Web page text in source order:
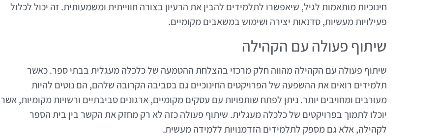
חינוכיות מותאמות לגיל, שיאפשרו לתלמידים להבין את הרעיון בצורה חווייתית ומשמעותית. זה יכול לכלול
פעילויות מעשיות, סדנאות יצירה ושימוש במשאבים מקומיים.
שיתוף פעולה עם הקהילה
שיתוף פעולה עם הקהילה מהווה חלק מרכזי בהצלחת ההטמעה של כלכלה מעגלית בבתי ספר. כאשר
תלמידים רואים את ההשפעה של הפרויקטים החינוכיים גם בסביבה הקרובה שלהם, הם נוטים להיות
מעורבים ומחויבים יותר. ניתן לפתח שותפויות עם עסקים מקומיים, ארגונים סביבתיים ורשויות מקומיות, אשר
יוכלו לתמוך בפרויקטים של כלכלה מעגלית. שיתוף פעולה כזה לא רק מחזק את הקשר בין בית הספר
לקהילה, אלא גם מספק לתלמידים הזדמנויות ללמידה מעשית.